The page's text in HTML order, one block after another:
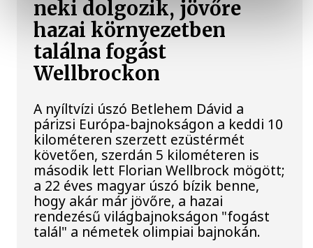
neki dolgozik, jövőre
hazai környezetben
találna fogást
Wellbrockon
A nyíltvízi úszó Betlehem Dávid a
párizsi Európa-bajnokságon a keddi 10
kilométeren szerzett ezüstérmét
követően, szerdán 5 kilométeren is
második lett Florian Wellbrock mögött;
a 22 éves magyar úszó bízik benne,
hogy akár már jövőre, a hazai
rendezésű világbajnokságon "fogást
talál" a németek olimpiai bajnokán.